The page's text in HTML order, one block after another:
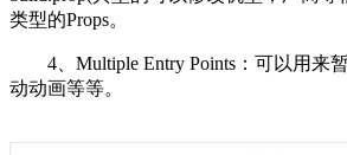
类型的Props。
4、Multiple Entry Points：可以用来
动动画等等。